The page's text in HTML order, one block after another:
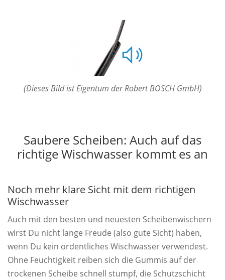
(Dieses Bild ist Eigentum der Robert BOSCH GmbH)
Saubere Scheiben: Auch auf das
richtige Wischwasser kommt es an
Noch mehr klare Sicht mit dem richtigen
Wischwasser
Auch mit den besten und neuesten Scheibenwischern
wirst Du nicht lange Freude (also gute Sicht) haben,
wenn Du kein ordentliches Wischwasser verwendest.
Ohne Feuchtigkeit reiben sich die Gummis auf der
trockenen Scheibe schnell stumpf, die Schutzschicht